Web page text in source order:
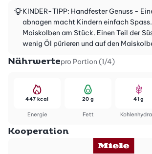
KINDER-TIPP: Handfester Genuss -
abnagen macht Kindern einfach
Maiskolben am Stück. Einen Teil der
wenig Öl pürieren und auf den
Nährwertepro Portion (1/4)
Energie
447 kcal
Fett
20 g 41 g
Kooperation